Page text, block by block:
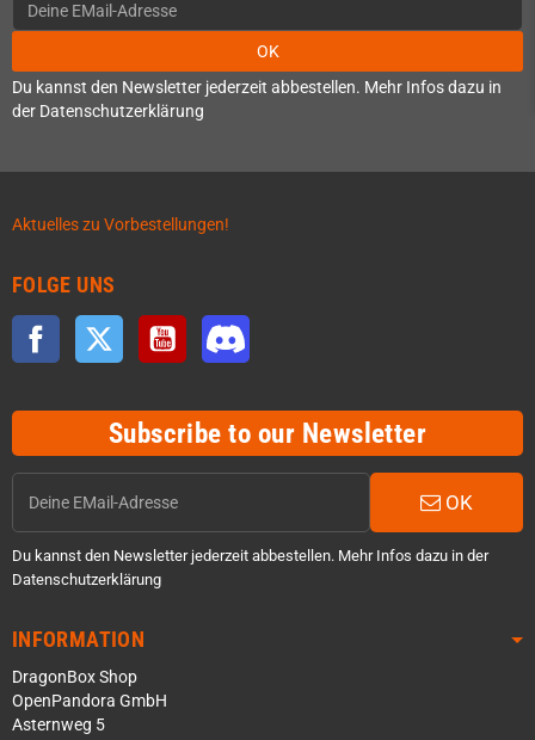
OK
Du kannst den Newsletter jederzeit abbestellen. Mehr Infos dazu in
der Datenschutzerklärung
Aktuelles zu Vorbestellungen!
FOLGE UNS
Facebook Twitter YouTube
Subscribe to our Newsletter
OK
Du kannst den Newsletter jederzeit abbestellen. Mehr Infos dazu in der
Datenschutzerklärung
INFORMATION
DragonBox Shop
OpenPandora GmbH
Asternweg 5